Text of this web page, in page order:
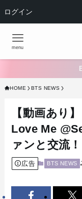
ログイン
menu
HOME BTS NEWS
【動画あり
Love Me
ァンと交流！
広告 BTS NEWS